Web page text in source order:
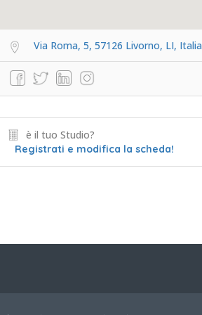
Via Roma, 5, 57126 Livorno, LI, Italia
è il tuo Studio?
Registrati e modifica la scheda!